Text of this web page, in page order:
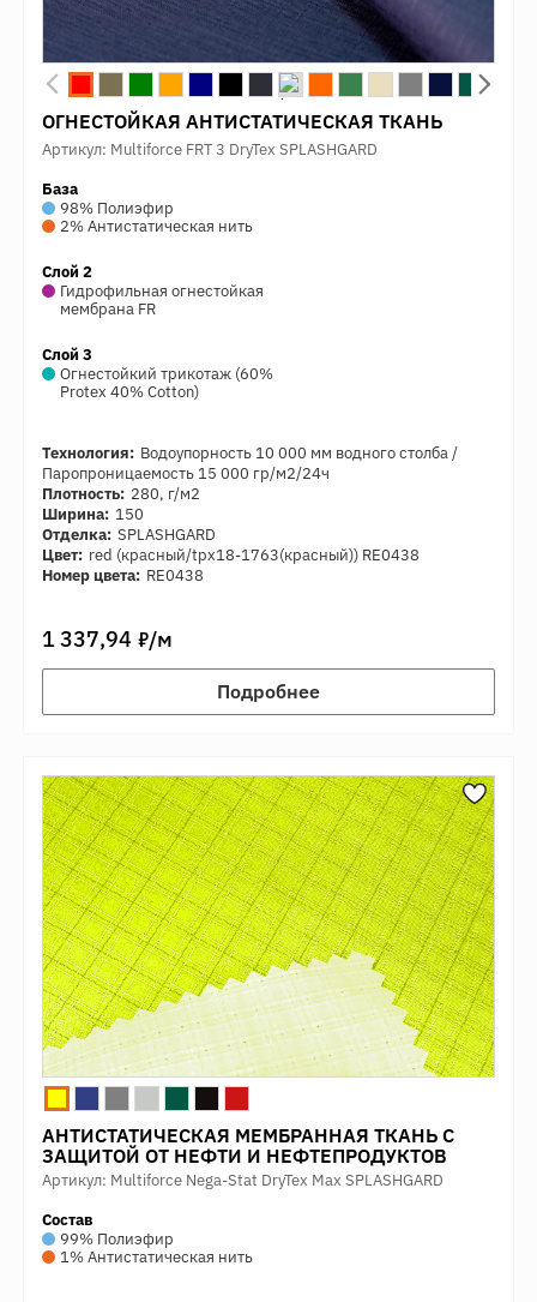
ОГНЕСТОЙКАЯ АНТИСТАТИЧЕСКАЯ ТКАНЬ
Артикул: Multiforce FRT 3 DryTex SPLASHGARD
База
98% Полиэфир
2% Антистатическая нить
Слой 2
Гидрофильная огнестойкая
мембрана FR
Слой 3
Огнестойкий трикотаж (60%
Protex 40% Cotton)
Технология: Водоупорность 10 000 мм водного столба /
Паропроницаемость 15 000 гр/м2/24ч
Плотность: 280, г/м2
Ширина: 150
Отделка: SPLASHGARD
Цвет: red (красный/tpx18-1763(красный)) RE0438
Номер цвета: RE0438
1 337,94 7/м
Подробнее
АНТИСТАТИЧЕСКАЯ МЕМБРАННАЯ ТКАНЬ С
ЗАЩИТОЙ ОТ НЕФТИ И НЕФТЕПРОДУКТОВ
Артикул: Multiforce Nega-Stat DryTex Max SPLASHGARD
Состав
99% Полиэфир
1% Антистатическая нить